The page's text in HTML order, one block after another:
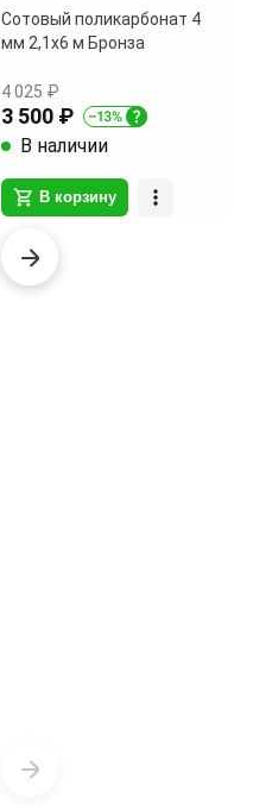
Сотовый поликарбонат 4
мм 2,1х6 м Бронза
4 025 ₽
3 500 ₽
В наличии
В корзину